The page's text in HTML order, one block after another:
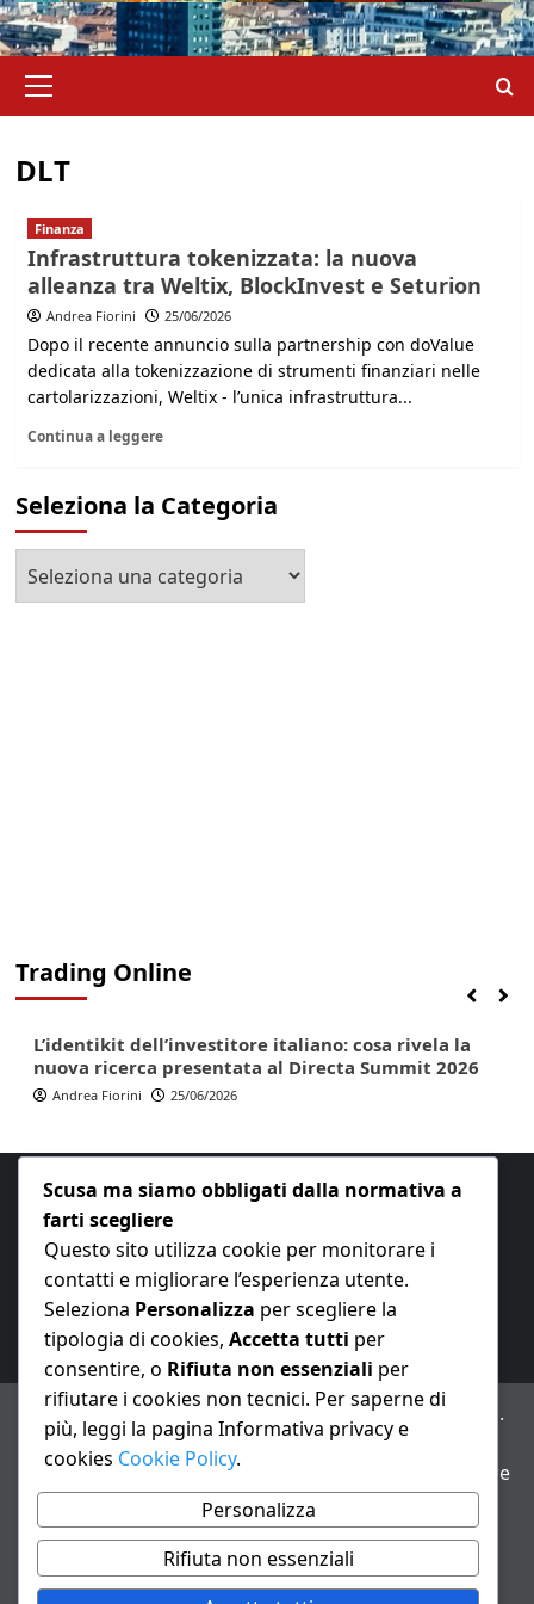
principale
DLT
Finanza
Infrastruttura tokenizzata: la nuova
alleanza tra Weltix, BlockInvest e Seturion
Andrea Fiorini 25/06/2026
Dopo il recente annuncio sulla partnership con doValue
dedicata alla tokenizzazione di strumenti finanziari nelle
cartolarizzazioni, Weltix - l’unica infrastruttura...
Continua a leggere
Seleziona la Categoria
la
Trading Online
L’identikit dell’investitore italiano: cosa rivela la
nuova ricerca presentata al Directa Summit 2026
Andrea Fiorini 25/06/2026
E-mail:redazione@nuovaeconomia.it
ANNO XXIII – Testata giornalistica reg. Trib. Milano n.
487 del 20/9/2002 – Dir. resp. Andrea Fiorini
Avviso IA: alcuni articoli di questo sito possono essere
realizzati con il supporto di sistemi di intelligenza
artificiale con supervisione e verifica di un redattore
Informativa privacy e cookie
Scusa ma siamo obbligati dalla normativa a
farti scegliere
Questo sito utilizza cookie per monitorare i
contatti e migliorare l’esperienza utente.
Seleziona Personalizza per scegliere la
tipologia di cookies, Accetta tutti per
consentire, o Rifiuta non essenziali per
rifiutare i cookies non tecnici. Per saperne di
più, leggi la pagina Informativa privacy e
cookies Cookie Policy.
Personalizza
Rifiuta non essenziali